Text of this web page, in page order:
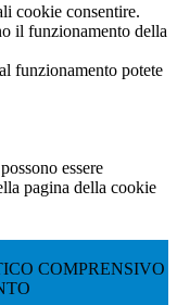
cookie consentire.
il funzionamento della
funzionamento potete
essere
pagina della cookie
COMPRENSIVO